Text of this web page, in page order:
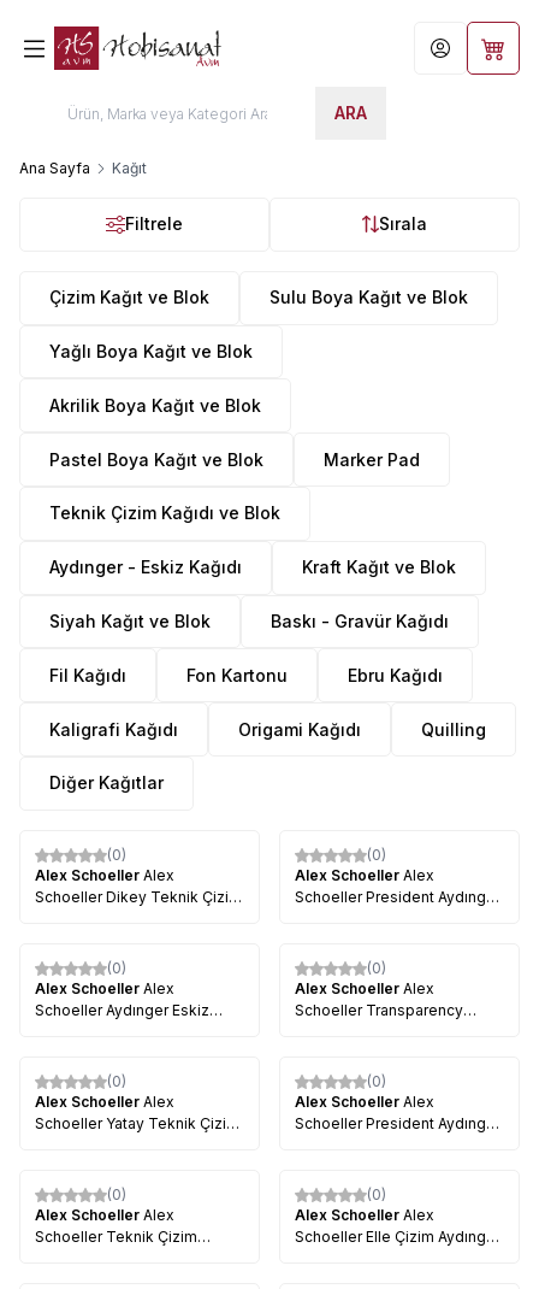
ARA
Hesabım
Ana Sayfa Kağıt
Filtrele Sırala
Çizim Kağıt ve Blok Sulu Boya Kağıt ve Blok
Yağlı Boya Kağıt ve Blok
Akrilik Boya Kağıt ve Blok
Pastel Boya Kağıt ve Blok Marker Pad
Teknik Çizim Kağıdı ve Blok
Aydınger - Eskiz Kağıdı Kraft Kağıt ve Blok
Siyah Kağıt ve Blok Baskı - Gravür Kağıdı
Fil Kağıdı Fon Kartonu Ebru Kağıdı
Kaligrafi Kağıdı Origami Kağıdı Quilling
Diğer Kağıtlar
(0)
Alex Schoeller Alex
Schoeller Dikey Teknik Çizim
(0)
Alex Schoeller Alex
Schoeller President Aydınger
(0)
Alex Schoeller Alex
Schoeller Aydınger Eskiz
(0)
Alex Schoeller Alex
Schoeller Transparency
%23
(0)
Alex Schoeller Alex
Schoeller Yatay Teknik Çizim
(0)
Alex Schoeller Alex
Schoeller President Aydınger
(0)
Alex Schoeller Alex
Schoeller Teknik Çizim
%35
(0)
Alex Schoeller Alex
Schoeller Elle Çizim Aydınger